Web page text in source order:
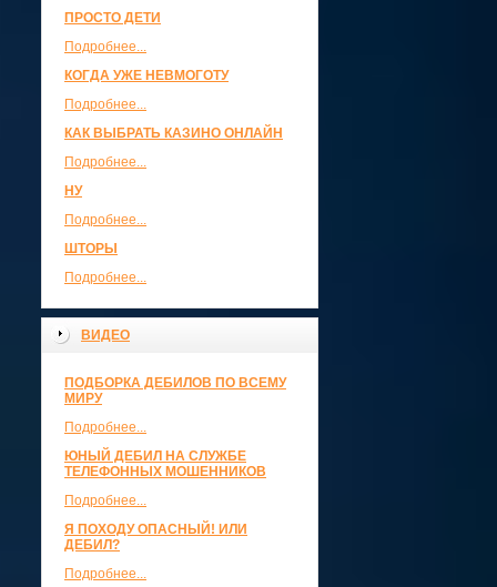
ПРОСТО ДЕТИ
Подробнее...
КОГДА УЖЕ НЕВМОГОТУ
Подробнее...
КАК ВЫБРАТЬ КАЗИНО ОНЛАЙН
Подробнее...
НУ
Подробнее...
ШТОРЫ
Подробнее...
ВИДЕО
ПОДБОРКА ДЕБИЛОВ ПО ВСЕМУ
МИРУ
Подробнее...
ЮНЫЙ ДЕБИЛ НА СЛУЖБЕ
ТЕЛЕФОННЫХ МОШЕННИКОВ
Подробнее...
Я ПОХОДУ ОПАСНЫЙ! ИЛИ
ДЕБИЛ?
Подробнее...